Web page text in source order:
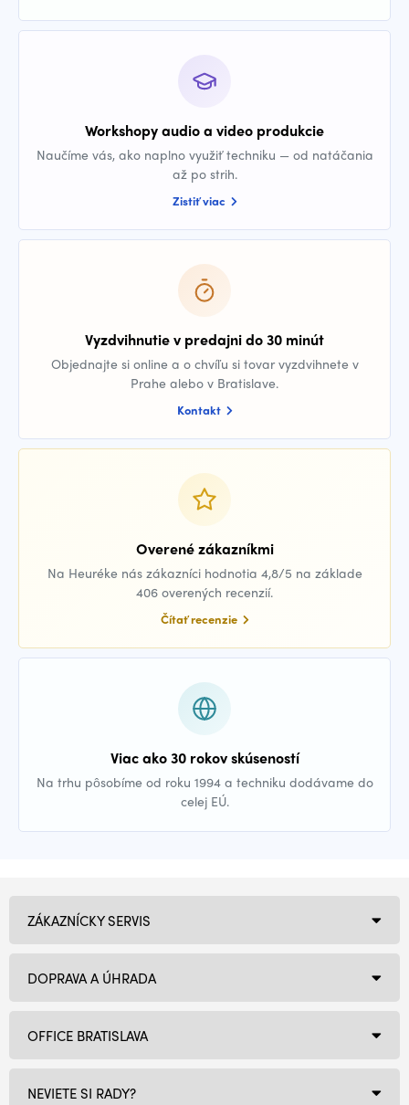
Workshopy audio a video produkcie
Naučíme vás, ako naplno využiť techniku — od natáčania
až po strih.
Zistiť viac
Vyzdvihnutie v predajni do 30 minút
Objednajte si online a o chvíľu si tovar vyzdvihnete v
Prahe alebo v Bratislave.
Kontakt
Overené zákazníkmi
Na Heuréke nás zákazníci hodnotia 4,8/5 na základe
406 overených recenzií.
Čítať recenzie
Viac ako 30 rokov skúseností
Na trhu pôsobíme od roku 1994 a techniku dodávame do
celej EÚ.
OFFICE BRATISLAVA
NEVIETE SI RADY?
ZÁKAZNÍCKY SERVIS
DOPRAVA A ÚHRADA